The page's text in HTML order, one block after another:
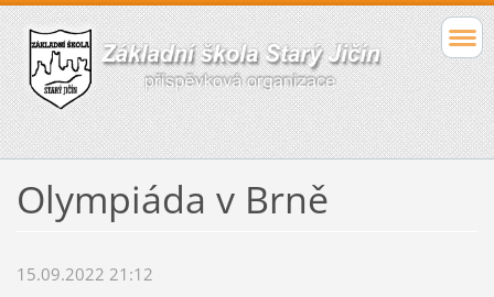
Olympiáda v Brně
15.09.2022 21:12